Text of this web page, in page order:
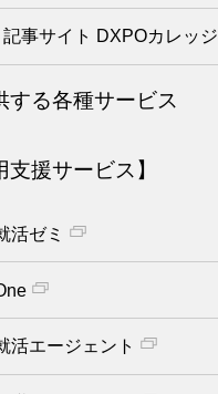
記事サイト DXPOカレッジ
する各種サービス
支援サービス】
活ゼミ
活エージェント